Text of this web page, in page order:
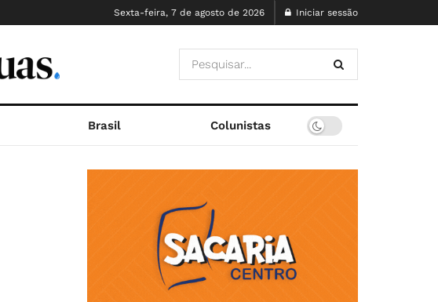
Sexta-feira, 7 de agosto de 2026 Iniciar sessão
Brasil Colunistas